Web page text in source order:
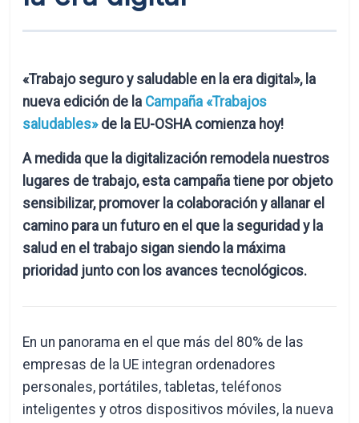
«Trabajo seguro y saludable en la era digital», la
nueva edición de la Campaña «Trabajos
saludables»de la EU-OSHA comienza hoy!
A medida que la digitalización remodela nuestros
lugares de trabajo, esta campaña tiene por objeto
sensibilizar, promover la colaboración y allanar el
camino para un futuro en el que la seguridad y la
salud en el trabajo sigan siendo la máxima
prioridad junto con los avances tecnológicos.
En un panorama en el que más del 80% de las
empresas de la UE integran ordenadores
personales, portátiles, tabletas, teléfonos
inteligentes y otros dispositivos móviles, la nueva